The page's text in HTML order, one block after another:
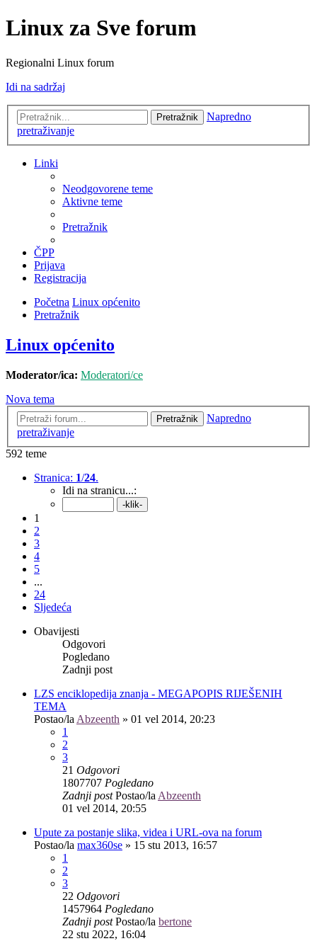
Linux za Sve forum
Regionalni Linux forum
Idi na sadržaj
Pretražnik
Napredno
pretraživanje
Linki
Neodgovorene teme
Aktivne teme
Pretražnik
ČPP
Prijava
Registracija
Početna Linux općenito
Pretražnik
Linux općenito
Moderator/ica: Moderatori/ce
Nova tema
Pretražnik
Napredno
pretraživanje
592 teme
Stranica: 1/24.
Idi na stranicu...:
1
2
3
4
5
...
24
Sljedeća
Obavijesti
Odgovori
Pogledano
Zadnji post
LZS enciklopedija znanja - MEGAPOPIS RIJEŠENIH
TEMA
Postao/la Abzeenth » 01 vel 2014, 20:23
1
2
3
21 Odgovori
1807707 Pogledano
Zadnji postPostao/la Abzeenth
01 vel 2014, 20:55
Upute za postanje slika, videa i URL-ova na forum
Postao/la max360se » 15 stu 2013, 16:57
1
2
3
22 Odgovori
1457964 Pogledano
Zadnji postPostao/la bertone
22 stu 2022, 16:04